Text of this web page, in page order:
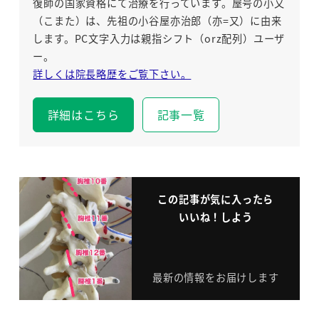
復師の国家資格にて治療を行っています。屋号の小又
（こまた）は、先祖の小谷屋亦治郎（亦=又）に由来
します。PC文字入力は親指シフト（orz配列）ユーザ
ー。
詳しくは院長略歴をご覧下さい。
詳細はこちら 記事一覧
この記事が気に入ったら
いいね！しよう
最新の情報をお届けします